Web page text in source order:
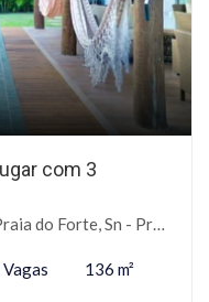
com 3
do Forte, Mata de São João-BA
Vagas 136 m²